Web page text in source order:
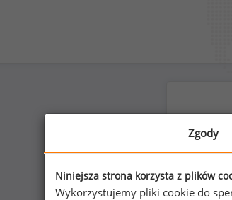
Zgody
Niniejsza strona korzysta z plików
Wykorzystujemy pliki cookie do